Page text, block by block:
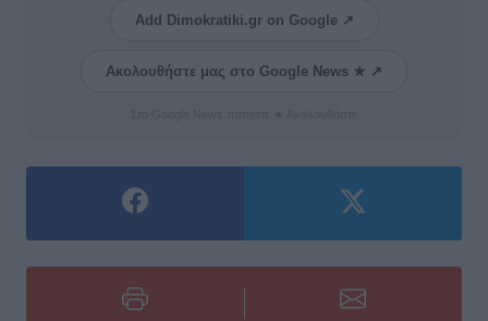
Add Dimokratiki.gr on Google ↗
Ακολουθήστε μας στο Google News ★ ↗